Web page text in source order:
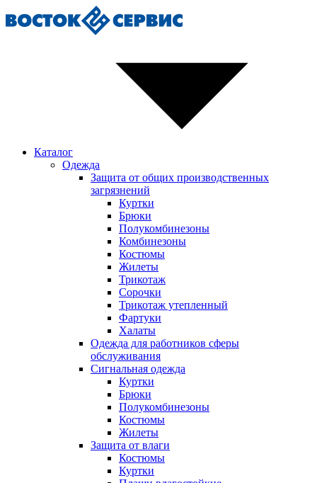
Каталог
Одежда
Защита от общих производственных
загрязнений
Куртки
Брюки
Полукомбинезоны
Комбинезоны
Костюмы
Жилеты
Трикотаж
Сорочки
Трикотаж утепленный
Фартуки
Халаты
Одежда для работников сферы
обслуживания
Сигнальная одежда
Куртки
Брюки
Полукомбинезоны
Костюмы
Жилеты
Защита от влаги
Костюмы
Куртки